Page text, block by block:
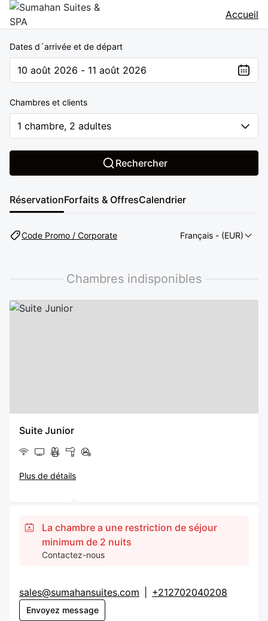
Accueil
Dates d´arrivée et de départ
10 août 2026 - 11 août 2026
Chambres et clients
1 chambre, 2 adultes
Rechercher
RéservationForfaits & OffresCalendrier
Code Promo / Corporate Français - (EUR)
Chambres indisponibles
Suite Junior
Plus de détails
La chambre a une restriction de séjour
minimum de 2 nuits
Contactez-nous
Envoyez message
sales@sumahansuites.com +212702040208